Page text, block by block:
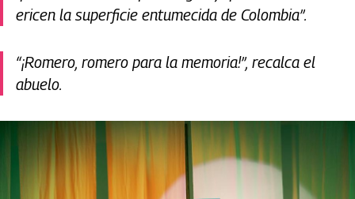
ericen la superficie entumecida de Colombia”.
“¡Romero, romero para la memoria!”, recalca el
abuelo.